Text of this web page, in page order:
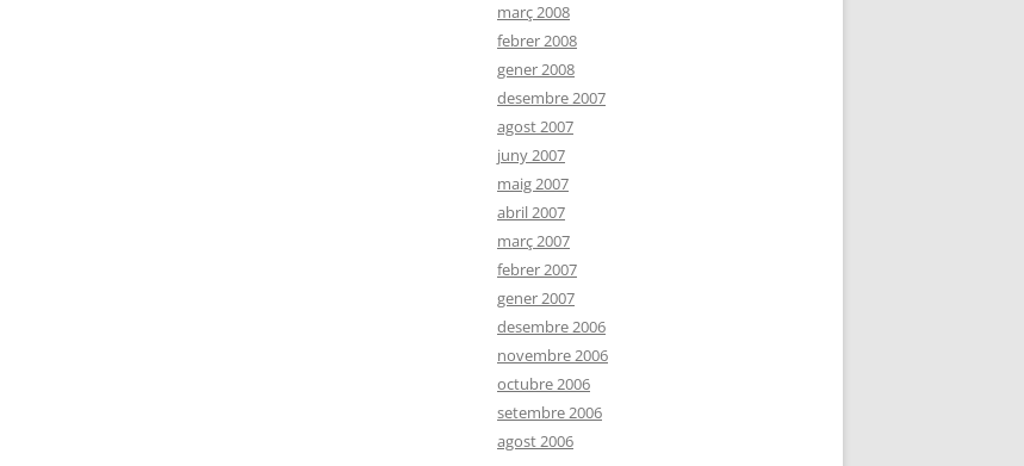
març 2008
febrer 2008
gener 2008
desembre 2007
agost 2007
juny 2007
maig 2007
abril 2007
març 2007
febrer 2007
gener 2007
desembre 2006
novembre 2006
octubre 2006
setembre 2006
agost 2006